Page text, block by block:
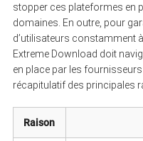
stopper ces plateformes en
domaines. En outre, pour
d’utilisateurs constamment
Extreme Download doit
en place par les fournisseurs
récapitulatif des principales
Raison